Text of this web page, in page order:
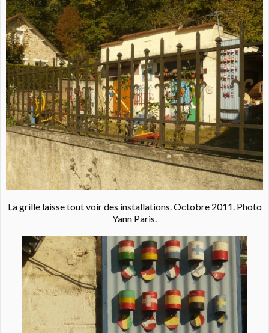
La grille laisse tout voir des installations. Octobre 2011. Photo
Yann Paris.